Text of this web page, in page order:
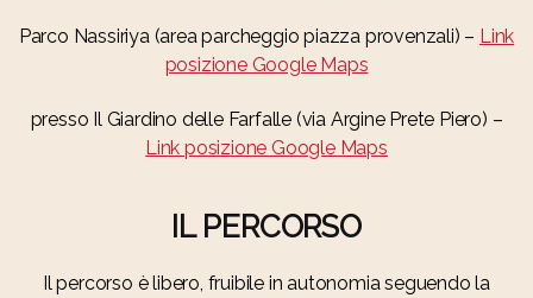
Parco Nassiriya (area parcheggio piazza provenzali) – Link
posizione Google Maps
presso Il Giardino delle Farfalle (via Argine Prete Piero) –
Link posizione Google Maps
IL PERCORSO
Il percorso è libero, fruibile in autonomia seguendo la